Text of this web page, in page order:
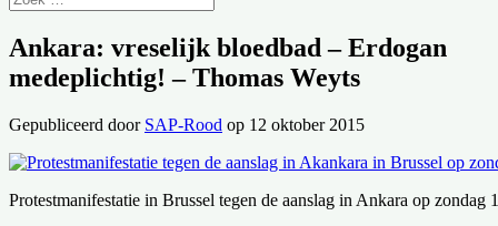
Ankara: vreselijk bloedbad – Erdogan
medeplichtig! – Thomas Weyts
Gepubliceerd door SAP-Rood op 12 oktober 2015
Protestmanifestatie in Brussel tegen de aanslag in Ankara op zondag